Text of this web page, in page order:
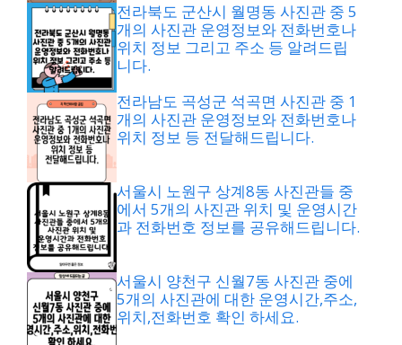
전라북도 군산시 월명동 사진관 중 5
개의 사진관 운영정보와 전화번호나
위치 정보 그리고 주소 등 알려드립
니다.
전라남도 곡성군 석곡면 사진관 중 1
개의 사진관 운영정보와 전화번호나
위치 정보 등 전달해드립니다.
서울시 노원구 상계8동 사진관들 중
에서 5개의 사진관 위치 및 운영시간
과 전화번호 정보를 공유해드립니다.
서울시 양천구 신월7동 사진관 중에
5개의 사진관에 대한 운영시간,주소,
위치,전화번호 확인 하세요.